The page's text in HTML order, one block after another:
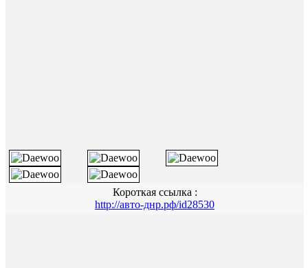
Короткая ссылка :
http://авто-днр.рф/id28530